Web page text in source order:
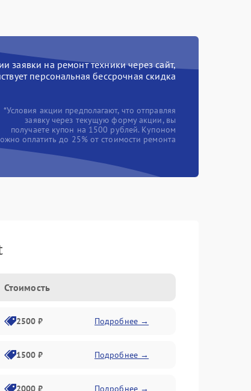
заявки на ремонт техники через сайт,
персональная бессрочная скидка
*Условия акции предполагают, что отправляя
заявку через текущую форму акции, вы
получаете купон на 1500 рублей. Купоном
оплатить до 25% от стоимости ремонта
Стоимость
2500 ₽ Подробнее →
1500 ₽ Подробнее →
2000 ₽ Подробнее →